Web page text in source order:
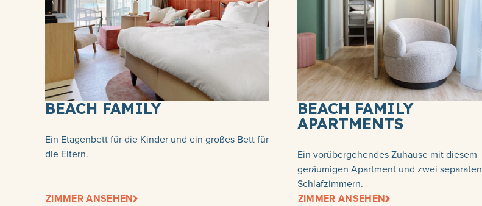
BEACH FAMILY
Ein Etagenbett für die Kinder und ein großes Bett für
die Eltern.
ZIMMER ANSEHEN
BEACH FAMILY
APARTMENTS
Ein vorübergehendes Zuhause mit diesem
geräumigen Apartment und zwei separaten
Schlafzimmern.
ZIMMER ANSEHEN